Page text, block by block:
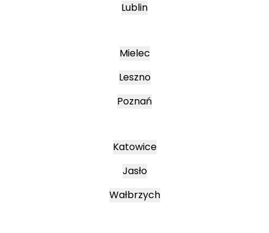
Lublin
Mielec
Leszno
Poznań
Katowice
Jasło
Wałbrzych